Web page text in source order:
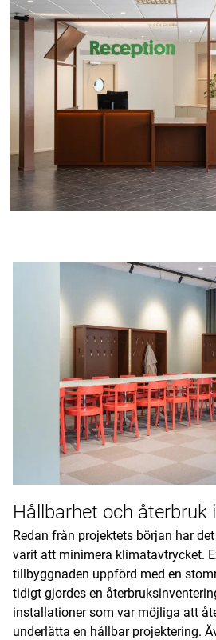
Hållbarhet och återbruk
Redan från projektets början har
varit att minimera klimatavtrycket.
tillbyggnaden uppförd med en
tidigt gjordes en
installationer som var möjliga att
underlätta en hållbar projektering.